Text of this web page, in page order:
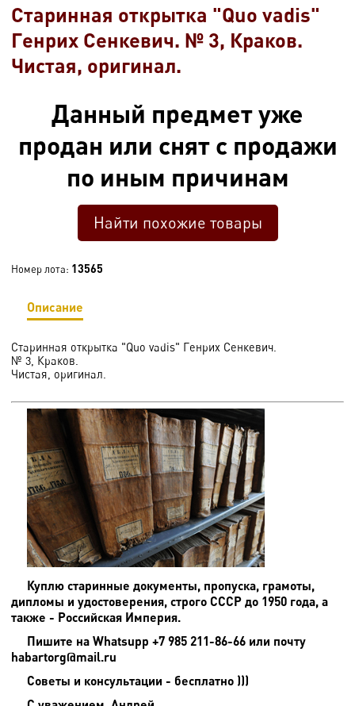
Старинная открытка "Quo vadis"
Генрих Сенкевич. № 3, Краков.
Чистая, оригинал.
Данный предмет уже
продан или снят с продажи
по иным причинам
Найти похожие товары
Номер лота: 13565
Описание
Старинная открытка "Quo vadis" Генрих Сенкевич.
№ 3, Краков.
Чистая, оригинал.
Куплю старинные документы, пропуска, грамоты,
дипломы и удостоверения, строго СССР до 1950 года, а
также - Российская Империя.
Пишите на Whatsupp +7 985 211-86-66 или почту
habartorg@mail.ru
Советы и консультации - бесплатно )))